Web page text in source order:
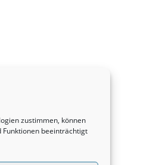
zustimmen, können
beeinträchtigt